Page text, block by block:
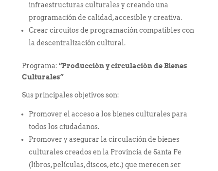
infraestructuras culturales y creando una
programación de calidad, accesible y creativa.
Crear circuitos de programación compatibles con
la descentralización cultural.
Programa: “Producción y circulación de Bienes
Culturales”
Sus principales objetivos son:
Promover el acceso a los bienes culturales para
todos los ciudadanos.
Promover y asegurar la circulación de bienes
culturales creados en la Provincia de Santa Fe
(libros, películas, discos, etc.) que merecen ser